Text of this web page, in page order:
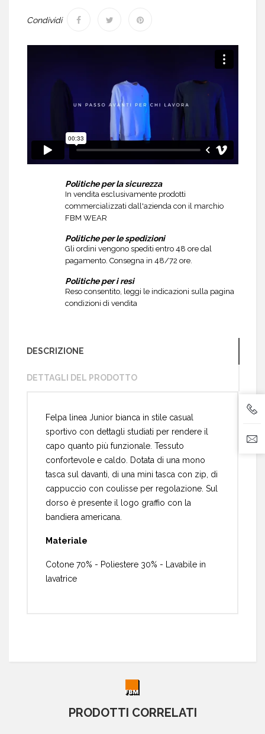
Condividi
Politiche per la sicurezza
In vendita esclusivamente prodotti
commercializzati dall'azienda con il marchio
FBM WEAR
Politiche per le spedizioni
Gli ordini vengono spediti entro 48 ore dal
pagamento. Consegna in 48/72 ore.
Politiche per i resi
Reso consentito, leggi le indicazioni sulla pagina
condizioni di vendita
DESCRIZIONE
DETTAGLI DEL PRODOTTO
Felpa linea Junior bianca in stile casual
sportivo con dettagli studiati per rendere il
capo quanto più funzionale. Tessuto
confortevole e caldo. Dotata di una mono
tasca sul davanti, di una mini tasca con zip, di
cappuccio con coulisse per regolazione. Sul
dorso è presente il logo graffio con la
bandiera americana.
Materiale
Cotone 70% - Poliestere 30% - Lavabile in
lavatrice
PRODOTTI CORRELATI